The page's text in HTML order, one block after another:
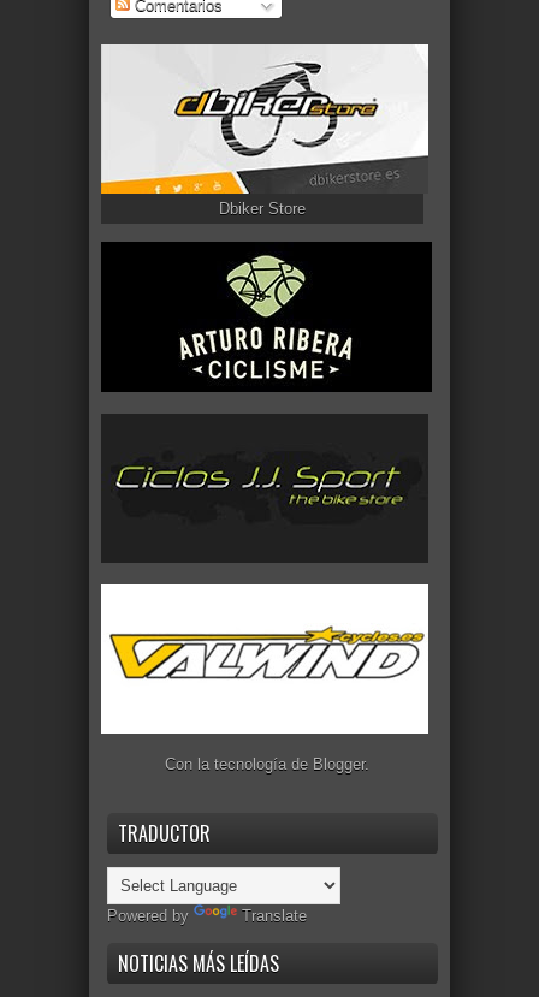
Comentarios
Dbiker Store
Con la tecnología de Blogger.
TRADUCTOR
Powered by Translate
NOTICIAS MÁS LEÍDAS